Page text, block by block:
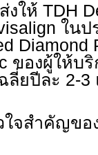
งให้ TDH
ในป
Diamond
ของผู้ให้บ
ลี่ยปีละ 2-
ใจสำคัญข